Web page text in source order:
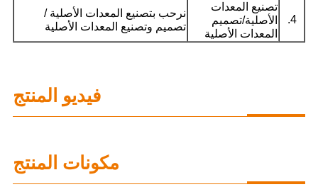
4.
تصنيع المعدات
الأصلية/تصميم
المعدات الأصلية
نرحب بتصنيع المعدات الأصلية /
تصميم وتصنيع المعدات الأصلية
فيديو المنتج
مكونات المنتج